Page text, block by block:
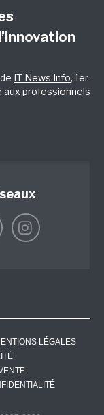
IT News Info, 1er
aux professionnels
LÉGALES